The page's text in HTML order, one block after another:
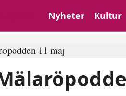
Nyheter Kultur